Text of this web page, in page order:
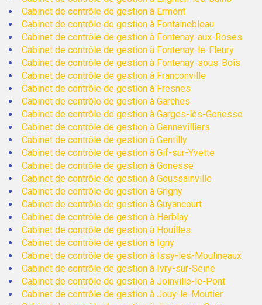
Cabinet de contrôle de gestion à Ermont
Cabinet de contrôle de gestion à Fontainebleau
Cabinet de contrôle de gestion à Fontenay-aux-Roses
Cabinet de contrôle de gestion à Fontenay-le-Fleury
Cabinet de contrôle de gestion à Fontenay-sous-Bois
Cabinet de contrôle de gestion à Franconville
Cabinet de contrôle de gestion à Fresnes
Cabinet de contrôle de gestion à Garches
Cabinet de contrôle de gestion à Garges-lès-Gonesse
Cabinet de contrôle de gestion à Gennevilliers
Cabinet de contrôle de gestion à Gentilly
Cabinet de contrôle de gestion à Gif-sur-Yvette
Cabinet de contrôle de gestion à Gonesse
Cabinet de contrôle de gestion à Goussainville
Cabinet de contrôle de gestion à Grigny
Cabinet de contrôle de gestion à Guyancourt
Cabinet de contrôle de gestion à Herblay
Cabinet de contrôle de gestion à Houilles
Cabinet de contrôle de gestion à Igny
Cabinet de contrôle de gestion à Issy-les-Moulineaux
Cabinet de contrôle de gestion à Ivry-sur-Seine
Cabinet de contrôle de gestion à Joinville-le-Pont
Cabinet de contrôle de gestion à Jouy-le-Moutier